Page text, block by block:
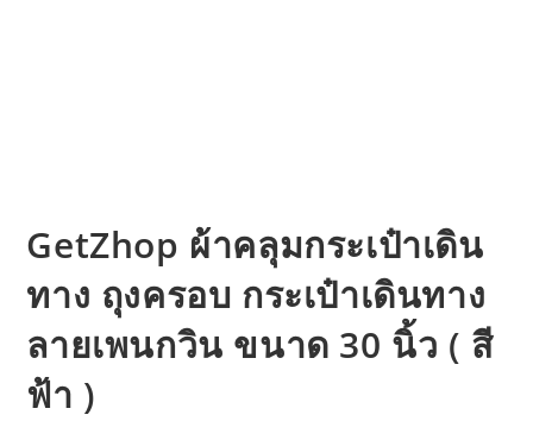
GetZhop ผ้าคลุมกระเป๋าเดิน
ทาง ถุงครอบ กระเป๋าเดินทาง
ลายเพนกวิน ขนาด 30 นิ้ว ( สี
ฟ้า )